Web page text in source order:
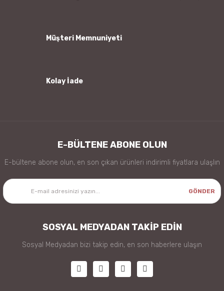
Müşteri Memnuniyeti
Kolay İade
E-BÜLTENE ABONE OLUN
E-bültene abone olun, en son çıkan ürünleri indirimli fiyatlara ulaşlın
GÖNDER
SOSYAL MEDYADAN TAKİP EDİN
Sosyal Medyadan bizi takip edin, en son haberlere ulaşın